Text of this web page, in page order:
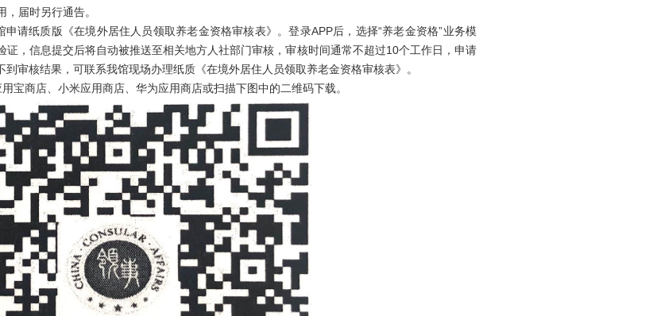
，届时另行通告。
请纸质版《在境外居住人员领取养老金资格审核表》。登录APP后，选择“养老金资格”业务模
，信息提交后将自动被推送至相关地方人社部门审核，审核时间通常不超过10个工作日，申请
审核结果，可联系我馆现场办理纸质《在境外居住人员领取养老金资格审核表》。
商店、小米应用商店、华为应用商店或扫描下图中的二维码下载。